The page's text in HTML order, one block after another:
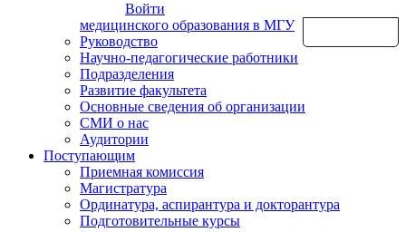
Войти
медицинского образования в МГУ
Руководство
Научно-педагогические работники
Подразделения
Развитие факультета
Основные сведения об организации
СМИ о нас
Аудитории
Поступающим
Приемная комиссия
Магистратура
Ординатура, аспирантура и докторантура
Подготовительные курсы